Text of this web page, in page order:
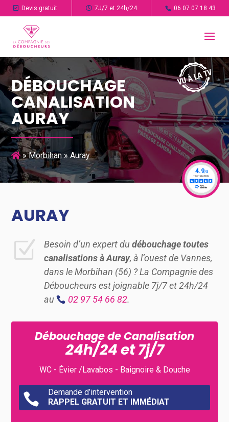
Devis gratuit 7J/7 et 24h/24 06 07 07 18 43
DÉBOUCHAGE
CANALISATION
AURAY
»Morbihan»Auray
AURAY
Z Besoin d’un expert dudébouchage toutes
canalisations à Auray, à l’ouest de Vannes,
dans le Morbihan (56) ? La Compagnie des
Déboucheurs est joignable 7j/7 et 24h/24
au
02 97 54 66 82.
Débouchage de Canalisation
24h/24 et 7j/7
WC - Évier /Lavabos - Baignoire & Douche

Demande d’intervention
RAPPEL GRATUIT ET IMMÉDIAT